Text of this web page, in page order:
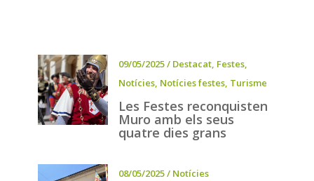
09/05/2025/ Destacat, Festes,
Notícies, Notícies festes, Turisme
Les Festes reconquisten
Muro amb els seus
quatre dies grans
08/05/2025/ Notícies